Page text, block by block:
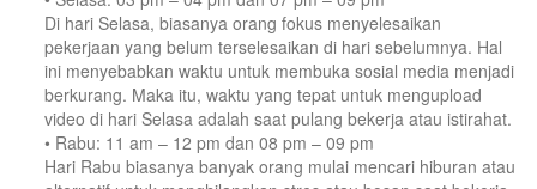
Di hari Selasa, biasanya orang fokus menyelesaikan
pekerjaan yang belum terselesaikan di hari sebelumnya. Hal
ini menyebabkan waktu untuk membuka sosial media menjadi
berkurang. Maka itu, waktu yang tepat untuk mengupload
video di hari Selasa adalah saat pulang bekerja atau istirahat.
• Rabu: 11 am – 12 pm dan 08 pm – 09 pm
Hari Rabu biasanya banyak orang mulai mencari hiburan atau